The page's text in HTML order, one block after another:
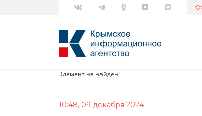
Элемент не найден!
10:48, 09 декабря 2024